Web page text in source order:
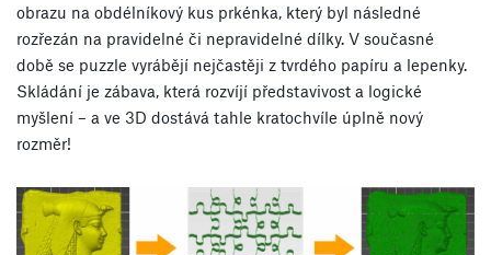
obrazu na obdélníkový kus prkénka, který byl následné
rozřezán na pravidelné či nepravidelné dílky. V současné
době se puzzle vyrábějí nejčastěji z tvrdého papíru a lepenky.
Skládání je zábava, která rozvíjí představivost a logické
myšlení – a ve 3D dostává tahle kratochvíle úplně nový
rozměr!